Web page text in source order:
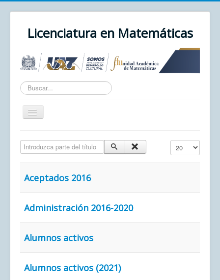
Licenciatura en Matemáticas
Texto
a
buscar...
Cambiar
navegación
Unidad Académica
Cursos
Correo
Introduzca parte del título Cantidad a
Aceptados 2016
Administración 2016-2020
Alumnos activos
Alumnos activos (2021)